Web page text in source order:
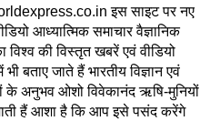
इस साइट पर नए
आध्यात्मिक समाचार वैज्ञानिक
विश्व की विस्तृत खबरें एवं वीडियो
बताए जाते हैं भारतीय विज्ञान एवं
के अनुभव ओशो विवेकानंद ऋषि-मुनियों
हैं आशा है कि आप इसे पसंद करेंगे